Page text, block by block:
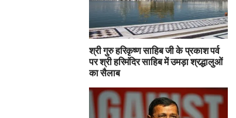
श्री गुरु हरिकृष्ण साहिब जी के प्रकाश पर्व
पर श्री हरिमंदिर साहिब में उमड़ा श्रद्धालुओं
का सैलाब